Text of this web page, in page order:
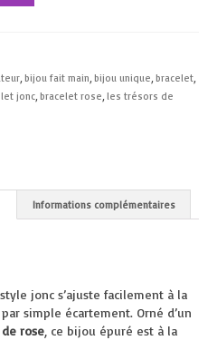
,bijou fait main,bijou unique,bracelet,
jonc,bracelet rose,les trésors de
Informations complémentaires
jonc s’ajuste facilement à la
simple écartement. Orné d’un
rose , ce bijou épuré est à la